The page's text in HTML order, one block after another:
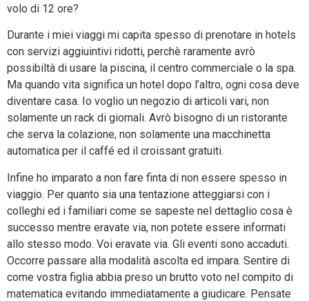
volo di 12 ore?
Durante i miei viaggi mi capita spesso di prenotare in hotels
con servizi aggiuintivi ridotti, perchè raramente avrò
possibiltà di usare la piscina, il centro commerciale o la spa.
Ma quando vita significa un hotel dopo l’altro, ogni cosa deve
diventare casa. Io voglio un negozio di articoli vari, non
solamente un rack di giornali. Avrò bisogno di un ristorante
che serva la colazione, non solamente una macchinetta
automatica per il caffé ed il croissant gratuiti.
Infine ho imparato a non fare finta di non essere spesso in
viaggio. Per quanto sia una tentazione atteggiarsi con i
colleghi ed i familiari come se sapeste nel dettaglio cosa è
successo mentre eravate via, non potete essere informati
allo stesso modo. Voi eravate via. Gli eventi sono accaduti.
Occorre passare alla modalità ascolta ed impara. Sentire di
come vostra figlia abbia preso un brutto voto nel compito di
matematica evitando immediatamente a giudicare. Pensate